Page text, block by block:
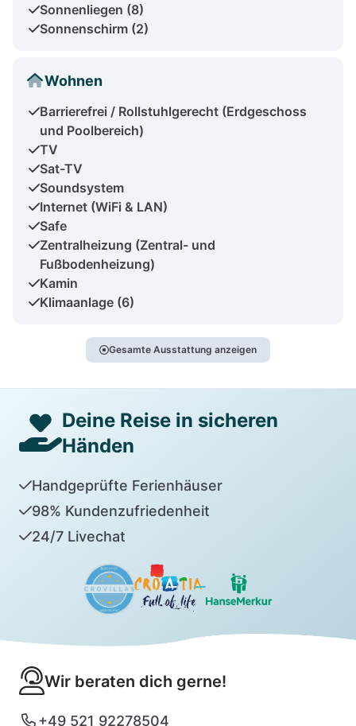
Sonnenliegen (8)
Sonnenschirm (2)
Wohnen
Barrierefrei / Rollstuhlgerecht (Erdgeschoss
und Poolbereich)
TV
Sat-TV
Soundsystem
Internet (WiFi & LAN)
Safe
Zentralheizung (Zentral- und
Fußbodenheizung)
Kamin
Klimaanlage (6)
Gesamte Ausstattung anzeigen
Deine Reise in sicheren
Händen
Handgeprüfte Ferienhäuser
98% Kundenzufriedenheit
24/7 Livechat
Wir beraten dich gerne!
+49 521 92278504